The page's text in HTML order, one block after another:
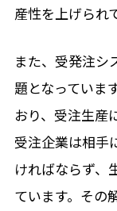
産性を上げられ
また、受発注シ
題となっていま
おり、受注生産
受注企業は相手
ければならず、
ています。その